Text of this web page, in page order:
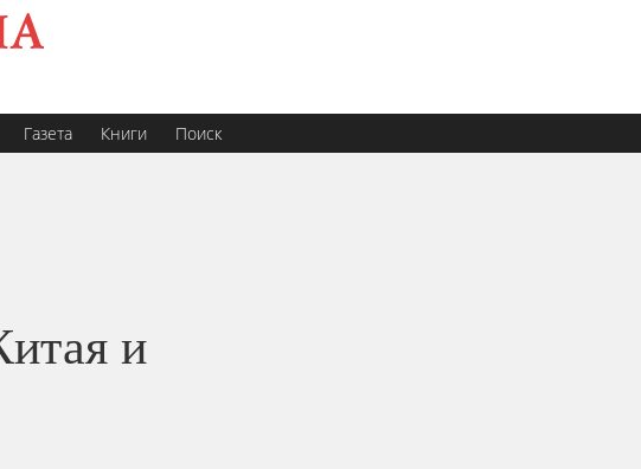
Газета Книги Поиск
и